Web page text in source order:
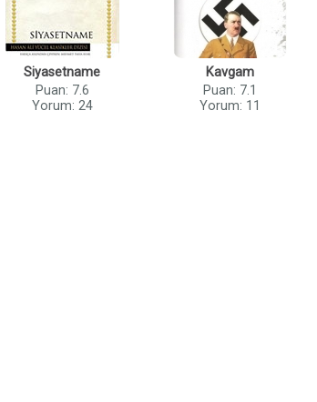
Siyasetname
Puan: 7.6
Yorum: 24
Kavgam
Puan: 7.1
Yorum: 11